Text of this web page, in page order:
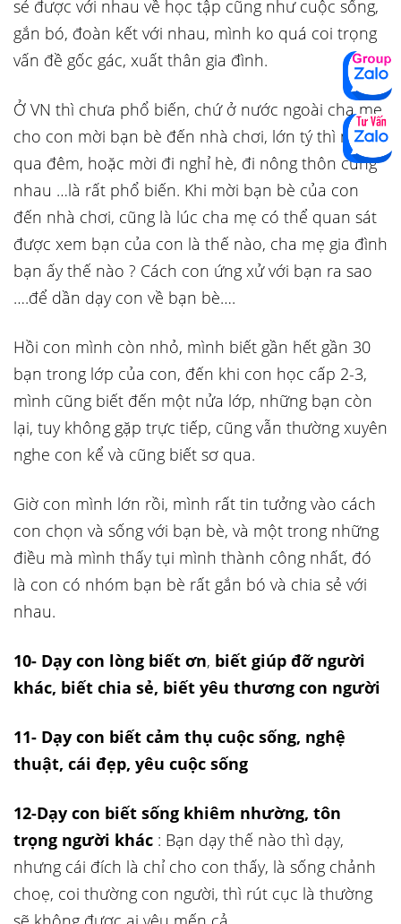
sẻ được với nhau về học tập cũng như cuộc sống,
gắn bó, đoàn kết với nhau, mình ko quá coi trọng
vấn đề gốc gác, xuất thân gia đình.
Ở VN thì chưa phổ biến, chứ ở nước ngoài cha mẹ
cho con mời bạn bè đến nhà chơi, lớn tý thì ngủ
qua đêm, hoặc mời đi nghỉ hè, đi nông thôn cùng
nhau …là rất phổ biến. Khi mời bạn bè của con
đến nhà chơi, cũng là lúc cha mẹ có thể quan sát
được xem bạn của con là thế nào, cha mẹ gia đình
bạn ấy thế nào ? Cách con ứng xử với bạn ra sao
….để dần dạy con về bạn bè….
Hồi con mình còn nhỏ, mình biết gần hết gần 30
bạn trong lớp của con, đến khi con học cấp 2-3,
mình cũng biết đến một nửa lớp, những bạn còn
lại, tuy không gặp trực tiếp, cũng vẫn thường xuyên
nghe con kể và cũng biết sơ qua.
Giờ con mình lớn rồi, mình rất tin tưởng vào cách
con chọn và sống với bạn bè, và một trong những
điều mà mình thấy tụi mình thành công nhất, đó
là con có nhóm bạn bè rất gắn bó và chia sẻ với
nhau.
10- Dạy con lòng biết ơn, biết giúp đỡ người
khác, biết chia sẻ, biết yêu thương con người
11- Dạy con biết cảm thụ cuộc sống, nghệ
thuật, cái đẹp, yêu cuộc sống
12-Dạy con biết sống khiêm nhường, tôn
trọng người khác : Bạn dạy thế nào thì dạy,
nhưng cái đích là chỉ cho con thấy, là sống chảnh
choẹ, coi thường con người, thì rút cục là thường